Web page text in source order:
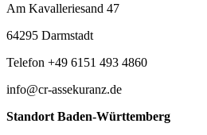
Am Kavalleriesand 47
64295 Darmstadt
Telefon +49 6151 493 4860
info@cr-assekuranz.de
Standort Baden-Württemberg